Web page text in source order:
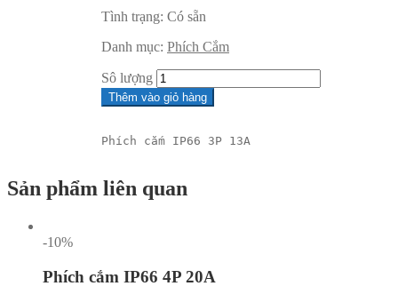
Tình trạng: Có sẵn
Danh mục: Phích Cắm
Sô lượng
Thêm vào giỏ hàng
Phích cắm IP66 3P 13A
Sản phẩm liên quan
-10%
Phích cắm IP66 4P 20A